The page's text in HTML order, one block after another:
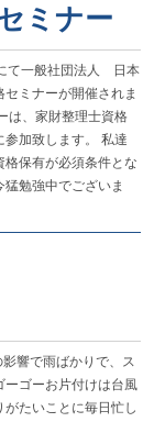
ミナー
て一般社団法人 日本
ミナーが開催されま
は、家財整理士資格
加致します。 私達
保有が必須条件とな
勉強中でございま
響で雨ばかりで、ス
ーゴーお片付けは台風
たいことに毎日忙し